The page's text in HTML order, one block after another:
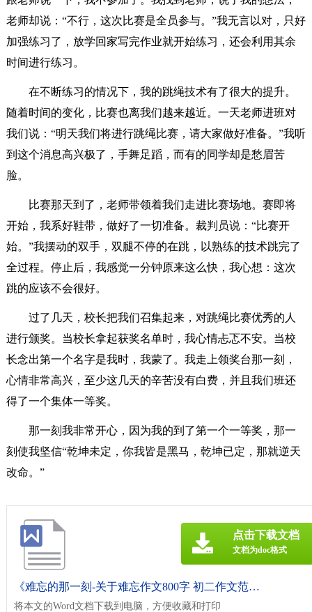
老师却说：“不行，这次比赛是全员参与。”我无言以对，只好
加强练习了，放学回家写完作业就开始练习，还会利用其余
时间进行练习。
在不断练习的情况下，我的跳绳技术有了很大的提升。
随着时间的变化，比赛也离我们越来越近。一天老师进班对
我们说：“明天我们将进行跳绳比赛，请大家做好准备。”我听
到这个消息高兴极了，手舞足蹈，而有的同学却是愁眉苦
脸。
比赛那天到了，老师带领着我们走进比赛场地。赛即将
开始，我系好鞋带，做好了一切准备。裁判员说：“比赛开
始。”我摆动的双手，双腿不停的在跳，以熟练的技术跳完了
全过程。停止后，我感觉一分钟原来这么快，我心想：这次
跳的应该不会很好。
过了几天，校长把我们召集起来，对跳绳比赛优秀的人
进行颁奖。当校长拿起获奖名单时，我心情忐忑不安。当校
长念出第一个名字是我时，我蒙了。我走上领奖台那一刻，
心情非常高兴，至少这几天的辛苦没有白费，并且我们班还
得了一个集体一等奖。
那一刻我非常开心，因为我的到了第一个一等奖，那一
刻使我坚信“乾坤未定，你我皆是黑马，乾坤已定，那就逆天
改命。”
《难忘的那一刻-关于难忘作文800字 初二作文范文.doc》
将本文的Word文档下载到电脑，方便收藏和打印
点击下载文档
文档为doc格式